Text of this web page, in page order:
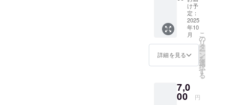
込みの
金額で
す。 ※
カラー
は画像
の緑の
みとな
ポリエ
ステル
いやし
の空間
と始動
を表す
黄緑色
のTシャ
ツで
ひこのT
を着
て、ま
ぜこぜ
メール
にイベ
ント当
日の写
真を1枚
添付し
て送り
ます！
上乗せ
歓迎！
支援時
に出て
け予
定：
2025
年10
月
詳細を見る
こ
の
リ
タ
ー
ン
を
選
択
す
る
7,0
00 円